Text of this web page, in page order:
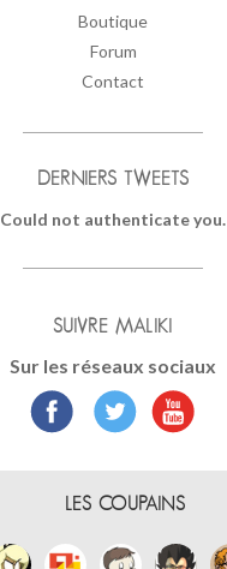
Boutique
Forum
Contact
DERNIERS TWEETS
Could not authenticate you.
SUIVRE MALIKI
Sur les réseaux sociaux
LES COUPAINS